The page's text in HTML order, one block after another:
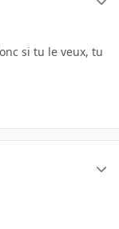
si tu le veux, tu